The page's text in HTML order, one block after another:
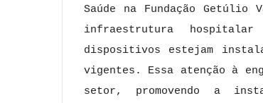
Saúde na Fundação Getúlio
infraestrutura
dispositivos estejam
vigentes. Essa atenção à
setor, promovendo a